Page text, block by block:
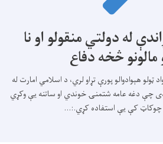
له دولتي منقولو او نا
مالونو څخه دفاع
ټولو هېوادوالو پورې تړاو لري، د اسلامي امارت له
دی چې دغه عامه شتمنۍ خوندي او ساتنه یې وکړي
چوکاټ کې يې استفاده کړي.:...